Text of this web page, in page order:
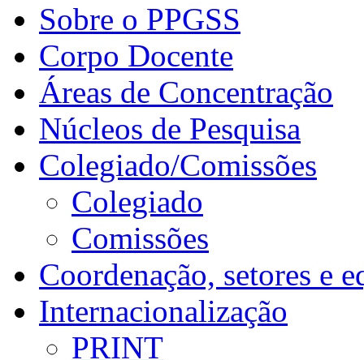
Sobre o PPGSS
Corpo Docente
Áreas de Concentração
Núcleos de Pesquisa
Colegiado/Comissões
Colegiado
Comissões
Coordenação, setores e
Internacionalização
PRINT